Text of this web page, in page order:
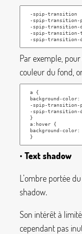
Par exemple,
couleur du fond,
• Text shadow
L’ombre portée
shadow.
Son intérêt à
cependant pas